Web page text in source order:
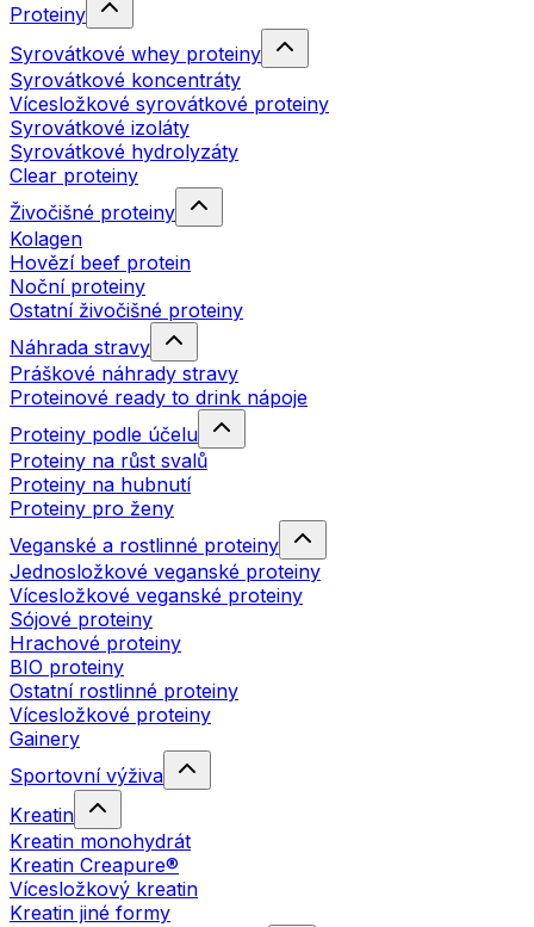
Proteiny
Syrovátkové whey proteiny
Syrovátkové koncentráty
Vícesložkové syrovátkové proteiny
Syrovátkové izoláty
Syrovátkové hydrolyzáty
Clear proteiny
Živočišné proteiny
Kolagen
Hovězí beef protein
Noční proteiny
Ostatní živočišné proteiny
Náhrada stravy
Práškové náhrady stravy
Proteinové ready to drink nápoje
Proteiny podle účelu
Proteiny na růst svalů
Proteiny na hubnutí
Proteiny pro ženy
Veganské a rostlinné proteiny
Jednosložkové veganské proteiny
Vícesložkové veganské proteiny
Sójové proteiny
Hrachové proteiny
BIO proteiny
Ostatní rostlinné proteiny
Vícesložkové proteiny
Gainery
Sportovní výživa
Kreatin
Kreatin monohydrát
Kreatin Creapure®
Vícesložkový kreatin
Kreatin jiné formy